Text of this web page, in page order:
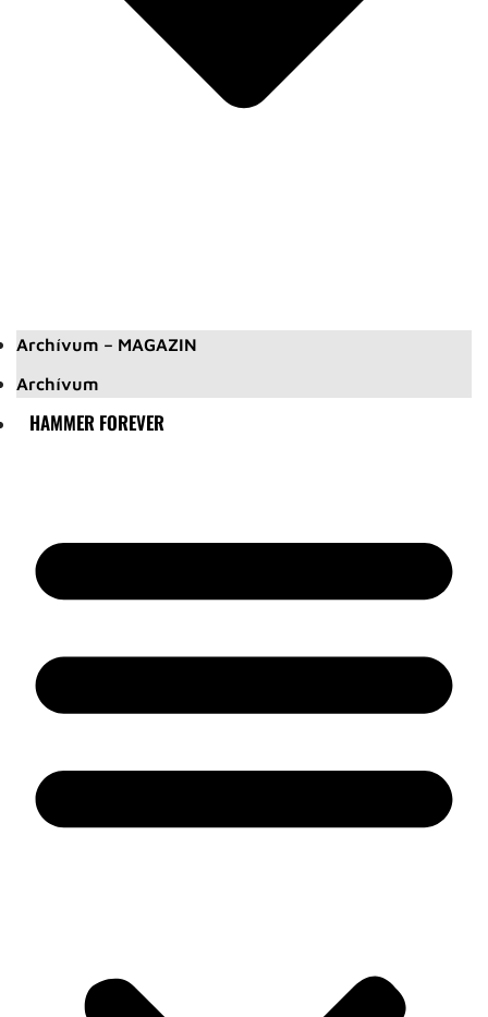
Archívum – MAGAZIN
Archívum
HAMMER FOREVER